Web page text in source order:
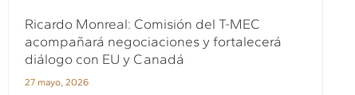
Ricardo Monreal: Comisión del T-MEC
acompañará negociaciones y fortalecerá
diálogo con EU y Canadá
27 mayo, 2026